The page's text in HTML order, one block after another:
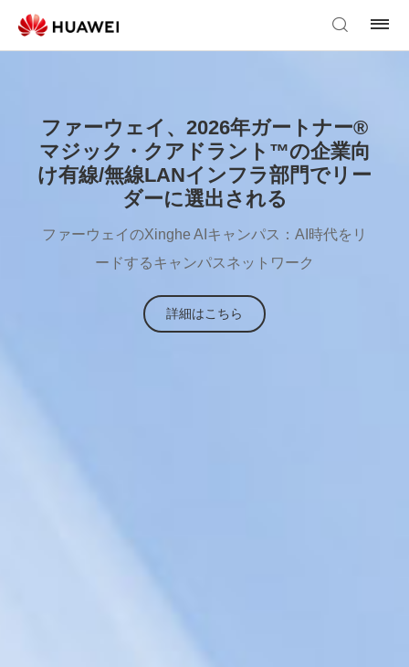
ファーウェイ、2026年ガートナー®
マジック・クアドラント™の企業向
け有線/無線LANインフラ部門でリー
ダーに選出される
ファーウェイのXinghe AIキャンパス：AI時代をリ
ードするキャンパスネットワーク
詳細はこちら